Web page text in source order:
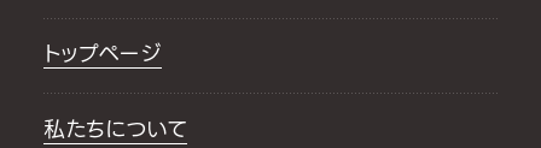
トップページ
私たちについて